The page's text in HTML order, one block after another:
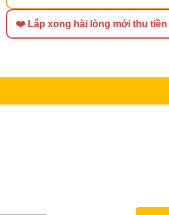
❤️ Lắp xong hài lòng mới thu tiền